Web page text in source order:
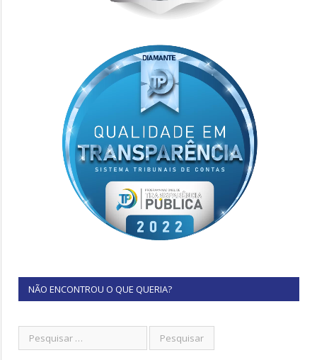
NÃO ENCONTROU O QUE QUERIA?